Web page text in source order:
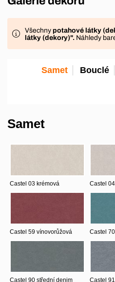
Všechny potahové látky
látky (dekory)". Náhledy